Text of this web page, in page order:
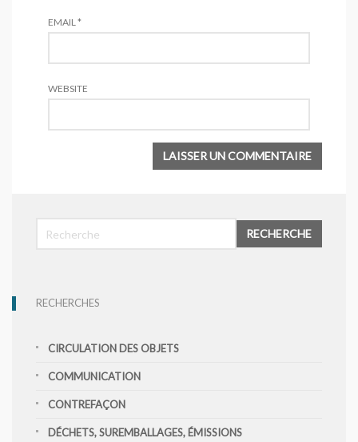
EMAIL*
WEBSITE
RECHERCHE
RECHERCHES
CIRCULATION DES OBJETS
COMMUNICATION
CONTREFAÇON
DÉCHETS, SUREMBALLAGES, ÉMISSIONS